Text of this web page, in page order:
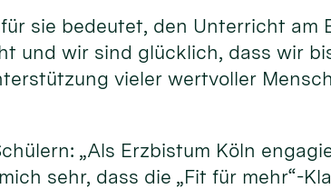
sie bedeutet, den Unterricht am
und wir sind glücklich, dass wir
vieler wertvoller
„Als Erzbistum Köln
sehr, dass die „Fit für mehr“-